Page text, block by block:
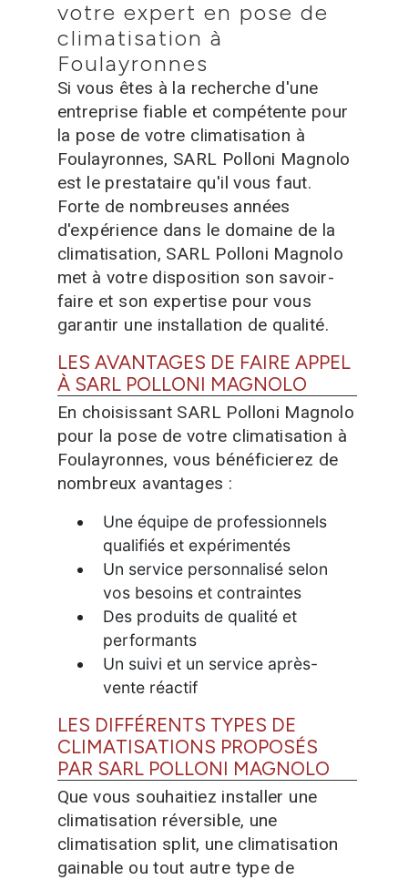
votre expert en pose de
climatisation à
Foulayronnes
Si vous êtes à la recherche d'une
entreprise fiable et compétente pour
la pose de votre climatisation à
Foulayronnes, SARL Polloni Magnolo
est le prestataire qu'il vous faut.
Forte de nombreuses années
d'expérience dans le domaine de la
climatisation, SARL Polloni Magnolo
met à votre disposition son savoir-
faire et son expertise pour vous
garantir une installation de qualité.
LES AVANTAGES DE FAIRE APPEL
À SARL POLLONI MAGNOLO
En choisissant SARL Polloni Magnolo
pour la pose de votre climatisation à
Foulayronnes, vous bénéficierez de
nombreux avantages :
Une équipe de professionnels
qualifiés et expérimentés
Un service personnalisé selon
vos besoins et contraintes
Des produits de qualité et
performants
Un suivi et un service après-
vente réactif
LES DIFFÉRENTS TYPES DE
CLIMATISATIONS PROPOSÉS
PAR SARL POLLONI MAGNOLO
Que vous souhaitiez installer une
climatisation réversible, une
climatisation split, une climatisation
gainable ou tout autre type de